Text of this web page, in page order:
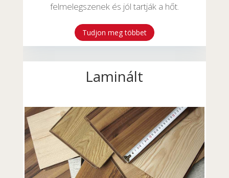
felmelegszenek és jól tartják a hőt.
Tudjon meg többet
Laminált